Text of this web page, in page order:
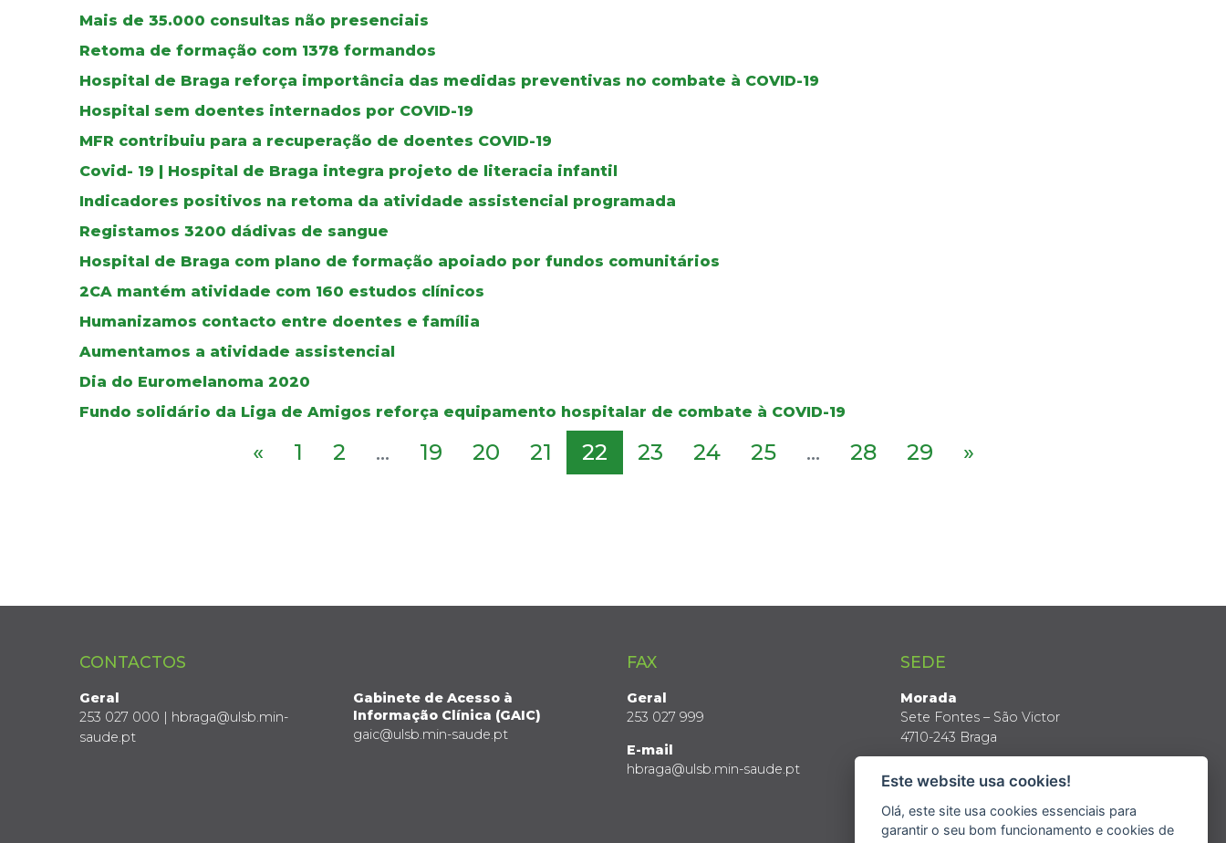
Mais de 35.000 consultas não presenciais
Retoma de formação com 1378 formandos
Hospital de Braga reforça importância das medidas preventivas no combate à COVID-19
Hospital sem doentes internados por COVID-19
MFR contribuiu para a recuperação de doentes COVID-19
Covid- 19 | Hospital de Braga integra projeto de literacia infantil
Indicadores positivos na retoma da atividade assistencial programada
Registamos 3200 dádivas de sangue
Hospital de Braga com plano de formação apoiado por fundos comunitários
2CA mantém atividade com 160 estudos clínicos
Humanizamos contacto entre doentes e família
Aumentamos a atividade assistencial
Dia do Euromelanoma 2020
Fundo solidário da Liga de Amigos reforça equipamento hospitalar de combate à COVID-19
« 1 2 ... 19 20 21 22 23 24 25 ... 28 29 »
CONTACTOS
Geral
253 027 000 | hbraga@ulsb.min-
saude.pt
Gabinete de Acesso à
Informação Clínica (GAIC)
gaic@ulsb.min-saude.pt
FAX
Geral
253 027 999
E-mail
hbraga@ulsb.min-saude.pt
SEDE
Morada
Sete Fontes – São Victor
4710-243 Braga
Latitude: 41º 34’ N
Longitude: 8º 24’ W
Este website usa cookies!
Olá, este site usa cookies essenciais para
garantir o seu bom funcionamento e cookies de